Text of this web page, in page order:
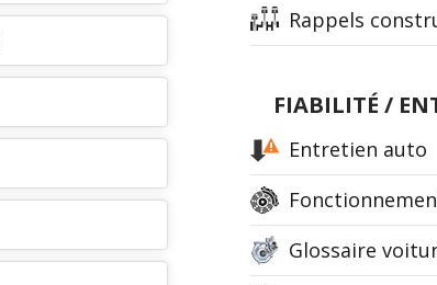
Rappels
FIABILITÉ /
Entretien auto
Glossaire